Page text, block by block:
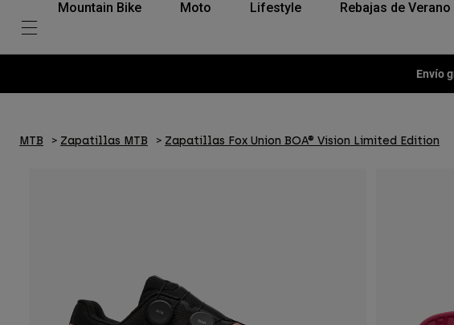
Mountain Bike Moto Lifestyle Rebajas de Verano
Envío
MTB Zapatillas MTB Zapatillas Fox Union BOA® Vision Limited Edition